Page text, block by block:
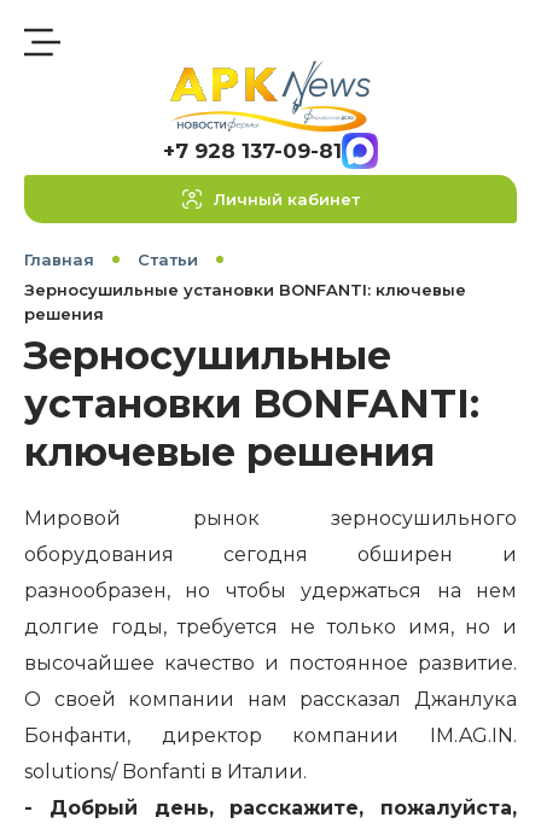
+7 928 137-09-81
Личный кабинет
Главная
Статьи
Зерносушильные установки BONFANTI: ключевые
решения
Зерносушильные
установки BONFANTI:
ключевые решения
Мировой рынок зерносушильного
оборудования сегодня обширен и
разнообразен, но чтобы удержаться на нем
долгие годы, требуется не только имя, но и
высочайшее качество и постоянное развитие.
О своей компании нам рассказал Джанлука
Бонфанти, директор компании IM.AG.IN.
solutions/ Bonfanti в Италии.
- Добрый день, расскажите, пожалуйста,